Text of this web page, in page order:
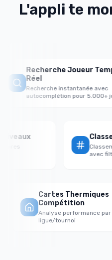
L'appli te
Recherche Joueur
Réel
Recherche instantanée avec
autocomplétion pour 5.000+
Niveaux
avec
Cartes Thermiques
Compétition
Analyse performance par
ligue/tournoi